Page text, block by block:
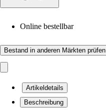
Online bestellbar
Bestand in anderen Märkten prüfen
Artikeldetails
Beschreibung